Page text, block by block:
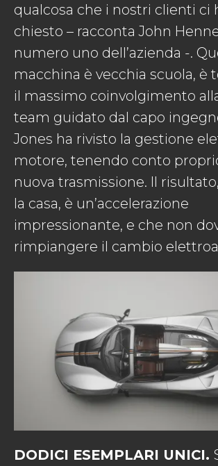
qualcosa che i nostri clienti ci
chiesto – racconta John
numero uno dell’azienda -.
macchina è vecchia scuola, è
il massimo coinvolgimento
team guidato dal capo
Jones ha rivisto la gestione
motore, tenendo conto
nuova trasmissione. Il
la casa, è un’accelerazione
impressionante, e che non
rimpiangere il cambio
DODICI ESEMPLARI UNICI.